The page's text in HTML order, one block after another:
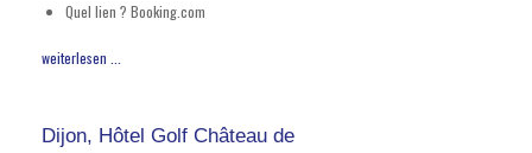
Quel lien ? Booking.com
weiterlesen ...
Dijon, Hôtel Golf Château de